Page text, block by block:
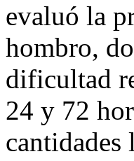
evaluó la
hombro,
dificultad
24 y 72
cantidades